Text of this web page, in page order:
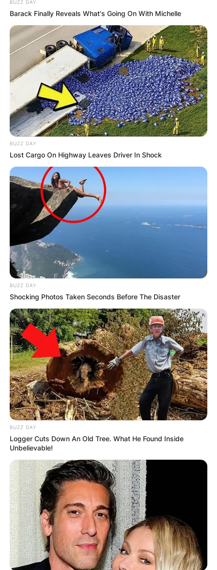
Македонија
НАЈБАРАНИ
СМЕСТУВАЊА
Најбарано на Гладиатор
БЛОГ
Повик до сите верници: Да
помогнеме во изградбата на
храмот „Свети Трифун“
BUZZ DAY
Barack Finally Reveals What's Going On With Michelle
BUZZ DAY
Lost Cargo On Highway Leaves Driver In Shock
BUZZ DAY
Shocking Photos Taken Seconds Before The Disaster
BUZZ DAY
Logger Cuts Down An Old Tree. What He Found Inside
Unbelievable!